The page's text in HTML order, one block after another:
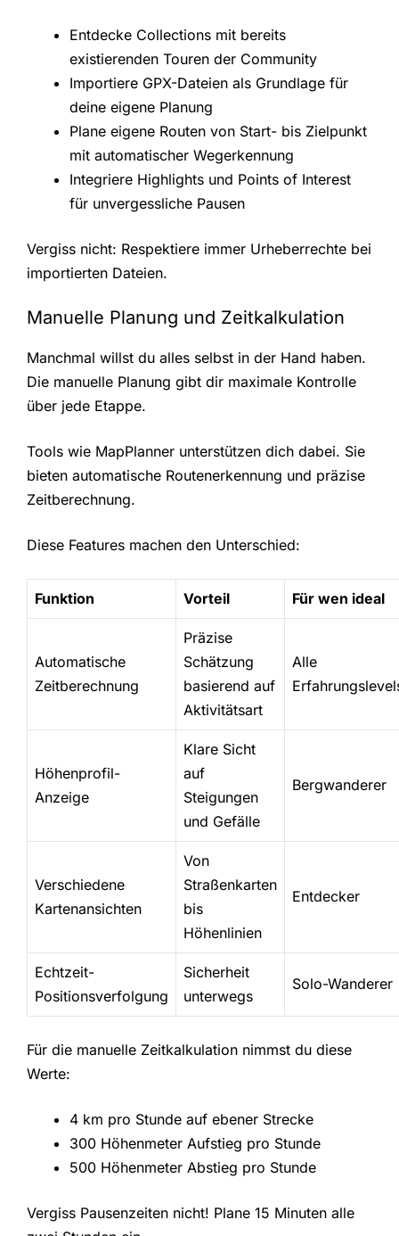
Entdecke Collections mit bereits
existierenden Touren der Community
Importiere GPX-Dateien als Grundlage für
deine eigene Planung
Plane eigene Routen von Start- bis Zielpunkt
mit automatischer Wegerkennung
Integriere Highlights und Points of Interest
für unvergessliche Pausen
Vergiss nicht: Respektiere immer Urheberrechte bei
importierten Dateien.
Manuelle Planung und Zeitkalkulation
Manchmal willst du alles selbst in der Hand haben.
Die manuelle Planung gibt dir maximale Kontrolle
über jede Etappe.
Tools wie MapPlanner unterstützen dich dabei. Sie
bieten automatische Routenerkennung und präzise
Zeitberechnung.
Diese Features machen den Unterschied:
Funktion Vorteil Für wen ideal
Automatische
Zeitberechnung
Präzise
Schätzung
basierend auf
Aktivitätsart
Alle
Höhenprofil-
Anzeige
Klare Sicht
auf
Steigungen
und Gefälle
Bergwanderer
Verschiedene
Kartenansichten
Von
Straßenkarten
bis
Höhenlinien
Entdecker
Echtzeit-
Positionsverfolgung
Sicherheit
unterwegs
Solo-Wanderer
Für die manuelle Zeitkalkulation nimmst du diese
Werte:
4 km pro Stunde auf ebener Strecke
300 Höhenmeter Aufstieg pro Stunde
500 Höhenmeter Abstieg pro Stunde
Vergiss Pausenzeiten nicht! Plane 15 Minuten alle